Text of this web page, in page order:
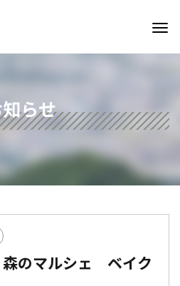
らせ
森のマルシェ ベイク